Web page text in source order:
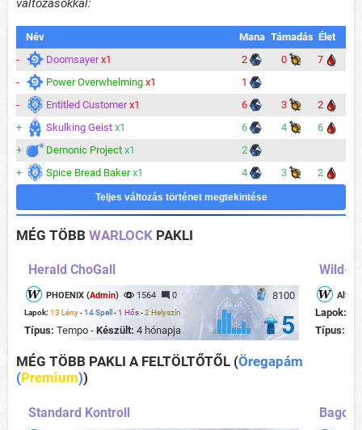
változásokkal:
Név Mana Támadás Élet
-
Doomsayer x1 2 0
7
-
Power Overwhelming x1
1
-
Entitled Customer x1 6 3
2
+
Skulking Geist x1 6 4
6
+
Demonic Project x1
2
+
Spice Bread Baker x1 4 3 2
Teljes változás történet megtekintése
MÉG TÖBB WARLOCK PAKLI
Herald ChoGall
8100
PHOENIX (Admin) 1564 0
Lapok: 13 Lény-14 Spell -1 Hős-2 Helyszín
Típus: Tempo - Készült: 4 hónapja 5
Wild-
Lapok:
Típus:
MÉG TÖBB PAKLI A FELTÖLTŐTŐL (Öregapám
(Premium))
Standard Kontroll